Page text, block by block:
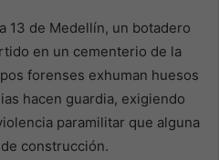
13 de Medellín, un botadero
en un cementerio de la
forenses exhuman huesos
hacen guardia, exigiendo
paramilitar que alguna
construcción.